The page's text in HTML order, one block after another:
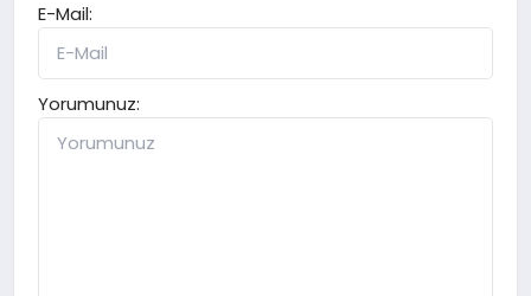
E-Mail:
Yorumunuz: